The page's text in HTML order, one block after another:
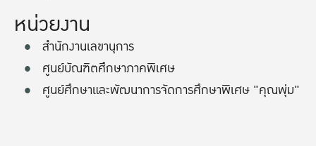
หน่วยงาน
สำนักงานเลขานุการ
ศูนย์บัณฑิตศึกษาภาคพิเศษ
ศูนย์ศึกษาและพัฒนาการจัดการศึกษาพิเศษ "คุณพุ่ม"